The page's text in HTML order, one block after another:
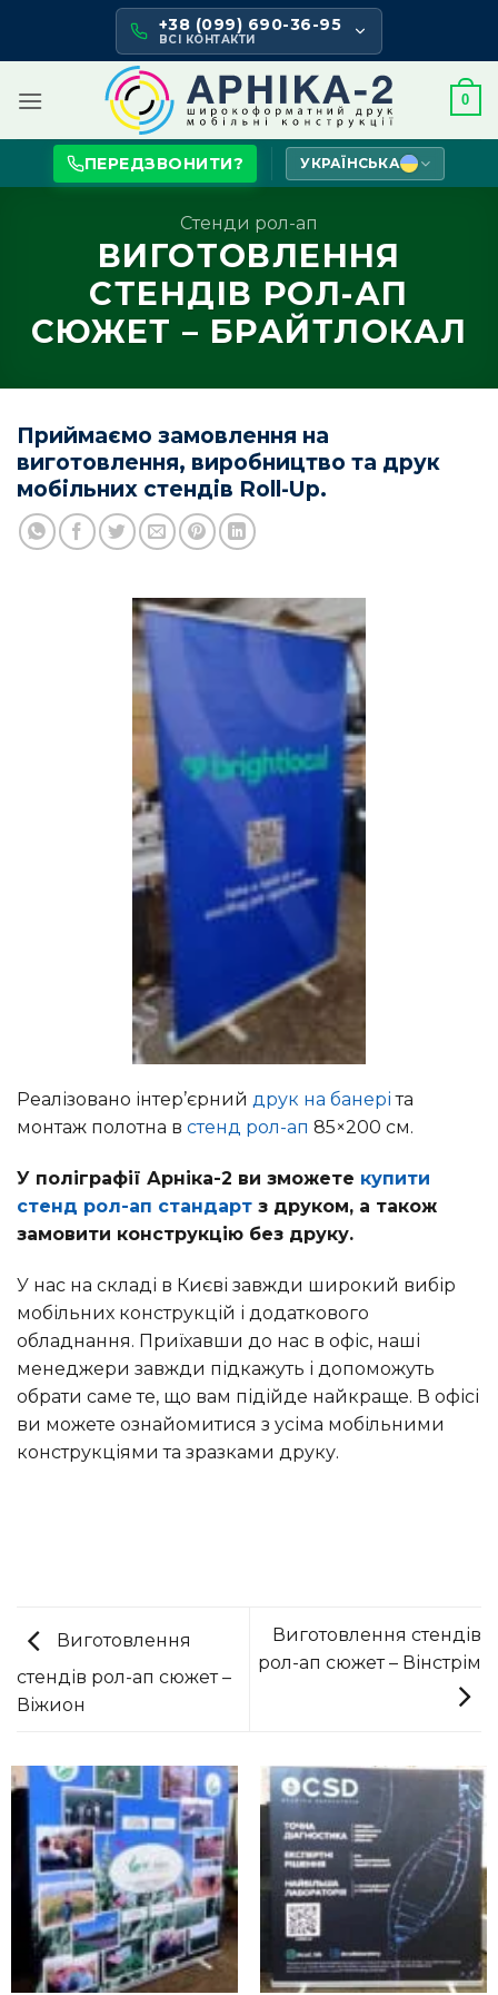
content
+38 (099) 690-36-95
ВСІ КОНТАКТИ
0
ПЕРЕДЗВОНИТИ? УКРАЇНСЬКА
Стенди рол-ап
ВИГОТОВЛЕННЯ
СТЕНДІВ РОЛ-АП
СЮЖЕТ – БРАЙТЛОКАЛ
Приймаємо замовлення на
виготовлення, виробництво та друк
мобільних стендів Roll-Up.
Реалізовано інтер’єрний друк на банері та
монтаж полотна в стенд рол-ап 85×200 см.
У поліграфії Арніка-2 ви зможете купити
стенд рол-ап стандарт з друком, а також
замовити конструкцію без друку.
У нас на складі в Києві завжди широкий вибір
мобільних конструкцій і додаткового
обладнання. Приїхавши до нас в офіс, наші
менеджери завжди підкажуть і допоможуть
обрати саме те, що вам підійде найкраще. В офісі
ви можете ознайомитися з усіма мобільними
конструкціями та зразками друку.
Виготовлення
стендів рол-ап сюжет –
Віжион
Виготовлення стендів
рол-ап сюжет – Вінстрім